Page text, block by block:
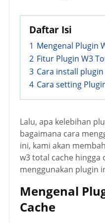
Daftar Isi
1 Mengenal Plugin
2 Fitur Plugin W3
3 Cara install
4 Cara setting
Lalu, apa kelebihan
bagaimana cara
ini, kami akan
w3 total cache hingga
menggunakan plugin
Mengenal
Cache